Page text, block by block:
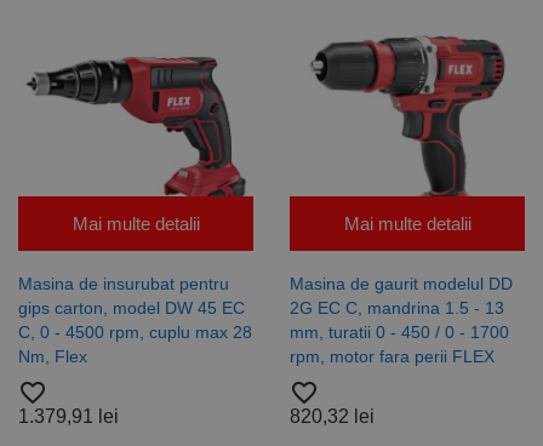
Mai multe detalii
Masina de insurubat pentru
gips carton, model DW 45 EC
C, 0 - 4500 rpm, cuplu max 28
Nm, Flex
favorite_border
1.379,91 lei
Mai multe detalii
Masina de gaurit modelul DD
2G EC C, mandrina 1.5 - 13
mm, turatii 0 - 450 / 0 - 1700
rpm, motor fara perii FLEX
favorite_border
820,32 lei